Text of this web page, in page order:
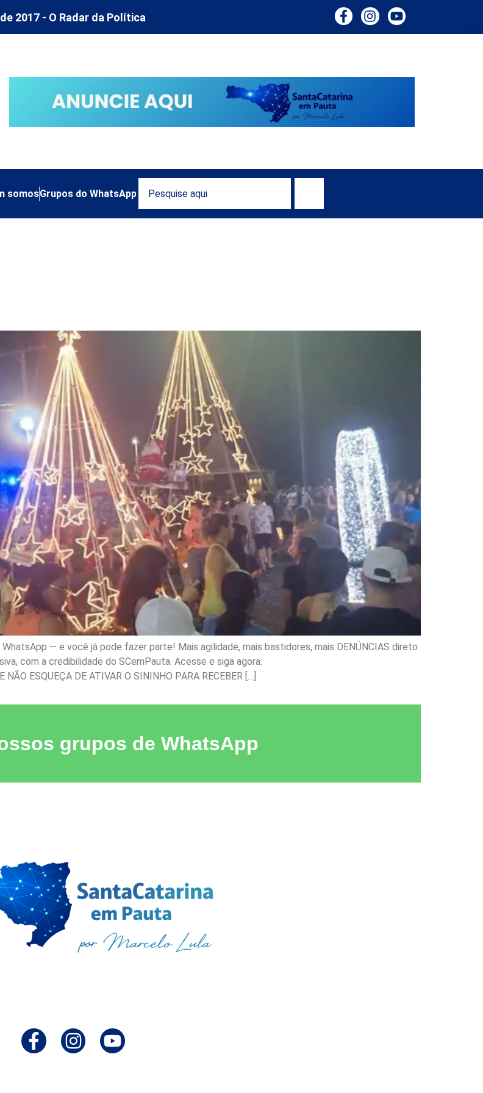
2017 - O Radar da Política
somosGrupos do WhatsApp
— e você já pode fazer parte! Mais agilidade, mais bastidores, mais DENÚNCIAS direto
com a credibilidade do SCemPauta. Acesse e siga agora:
ESQUEÇA DE ATIVAR O SININHO PARA RECEBER […]
grupos de WhatsApp